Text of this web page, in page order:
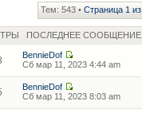
Тем: 543 • Страница 1 из
ПОСЛЕДНЕЕ СООБЩЕНИЕ
BennieDof
Сб мар 11, 2023 4:44 am
BennieDof
Сб мар 11, 2023 8:03 am